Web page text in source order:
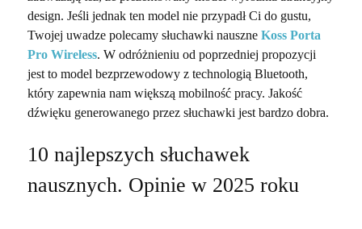
design. Jeśli jednak ten model nie przypadł Ci do gustu,
Twojej uwadze polecamy słuchawki nauszne Koss Porta
Pro Wireless. W odróżnieniu od poprzedniej propozycji
jest to model bezprzewodowy z technologią Bluetooth,
który zapewnia nam większą mobilność pracy. Jakość
dźwięku generowanego przez słuchawki jest bardzo dobra.
10 najlepszych słuchawek
nausznych. Opinie w 2025 roku